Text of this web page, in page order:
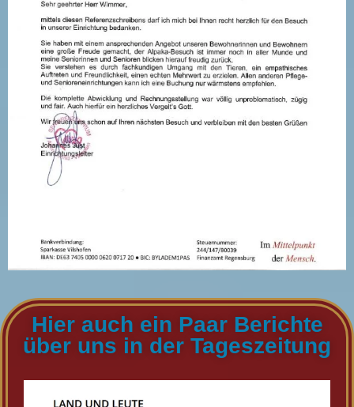
Hier auch ein Paar Berichte
über uns in der Tageszeitung